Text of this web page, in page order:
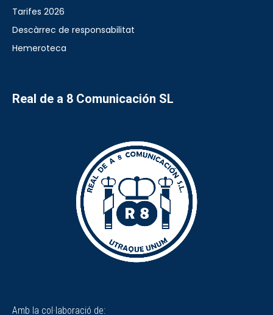
Tarifes 2026
Descàrrec de responsabilitat
Hemeroteca
Real de a 8 Comunicación SL
Amb la col·laboració de: